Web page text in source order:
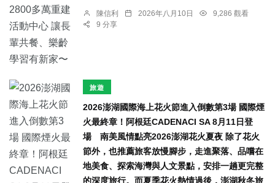
陳信利 2026年八月10日
9,286 觀看
9 分享
旅遊
2026澎湖國際海上花火節進入倒數第3場 國際煙
火最終章！阿根廷CADENACI SA 8月11日登
場 南美風情點亮2026澎湖花火夏夜 除了花火
節外，也推薦旅客放慢腳步，走進聚落、品嚐在
地美食、探索海灣與人文景點，安排一趟更完整
的深度旅行。而夏季花火熱情過後，澎湖秋冬旅